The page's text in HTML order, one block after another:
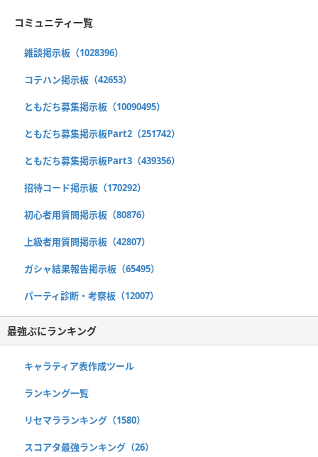
コミュニティ一覧
雑談掲示板（1028396）
コテハン掲示板（42653）
ともだち募集掲示板（10090495）
ともだち募集掲示板Part2（251742）
ともだち募集掲示板Part3（439356）
招待コード掲示板（170292）
初心者用質問掲示板（80876）
上級者用質問掲示板（42807）
ガシャ結果報告掲示板（65495）
パーティ診断・考察板（12007）
最強ぷにランキング
キャラティア表作成ツール
ランキング一覧
リセマラランキング（1580）
スコアタ最強ランキング（26）